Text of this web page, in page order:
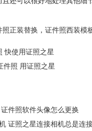
照正装替换 ， 证件照西装模
快使用证照之星
件照 用证照之星
件照软件头像怎么更换
证照之星连接相机总是连